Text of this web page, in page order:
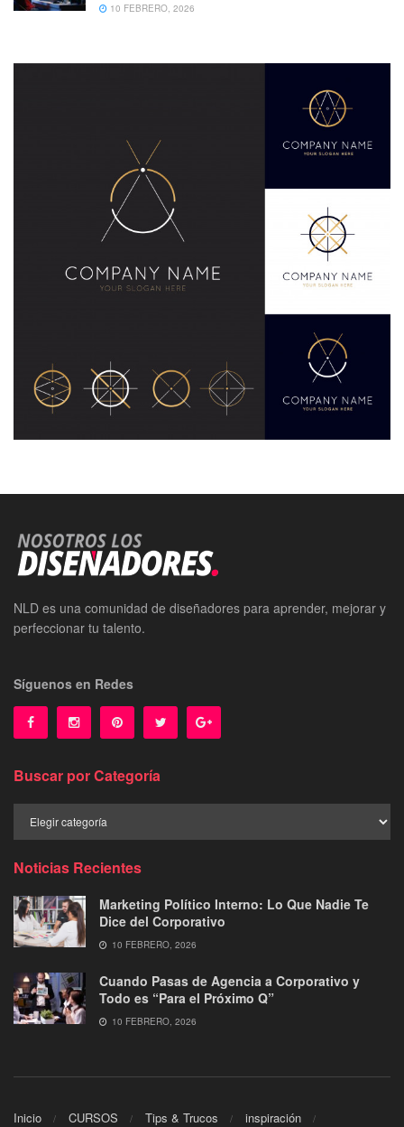
10 FEBRERO, 2026
NLD es una comunidad de diseñadores para aprender, mejorar y
perfeccionar tu talento.
Síguenos en Redes
Buscar por Categoría
por
Noticias Recientes
Marketing Político Interno: Lo Que Nadie Te
Dice del Corporativo
10 FEBRERO, 2026
Cuando Pasas de Agencia a Corporativo y
Todo es “Para el Próximo Q”
10 FEBRERO, 2026
Inicio CURSOS Tips & Trucos inspiración